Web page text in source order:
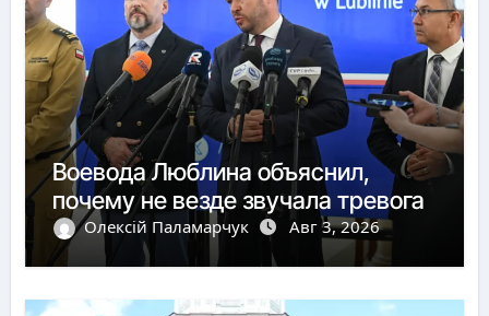
Воевода Люблина объяснил,
почему не везде звучала тревога
Олексій Паламарчук Авг 3, 2026